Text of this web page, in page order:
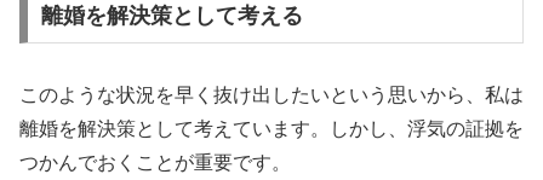
離婚を解決策として考える
このような状況を早く抜け出したいという思いから、私は
離婚を解決策として考えています。しかし、浮気の証拠を
つかんでおくことが重要です。